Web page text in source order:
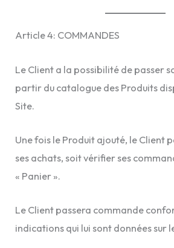
Article 4: COMMANDES
Le Client a la possibilité de passer
partir du catalogue des Produits
Site.
Une fois le Produit ajouté, le Client
ses achats, soit vérifier ses
« Panier ».
Le Client passera commande
indications qui lui sont données sur